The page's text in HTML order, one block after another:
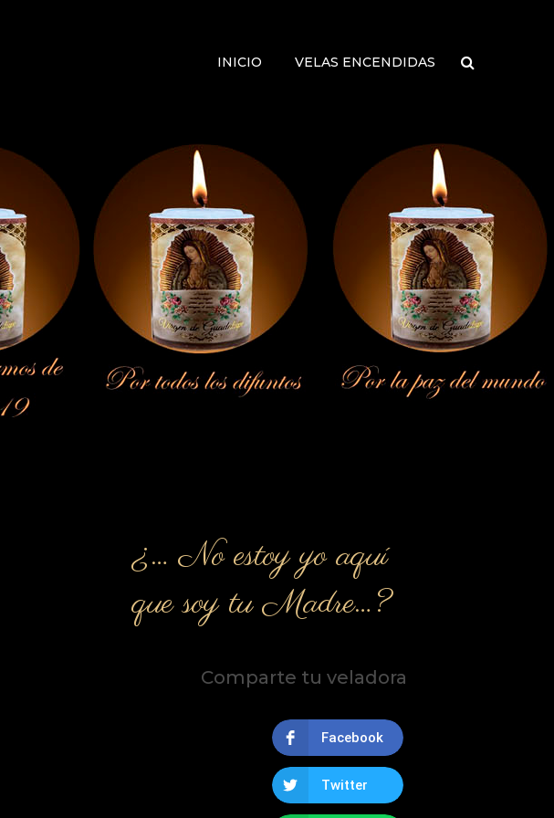
INICIO VELAS ENCENDIDAS
¿… No estoy yo aquí
que soy tu Madre…?
Comparte tu veladora
Facebook
Twitter